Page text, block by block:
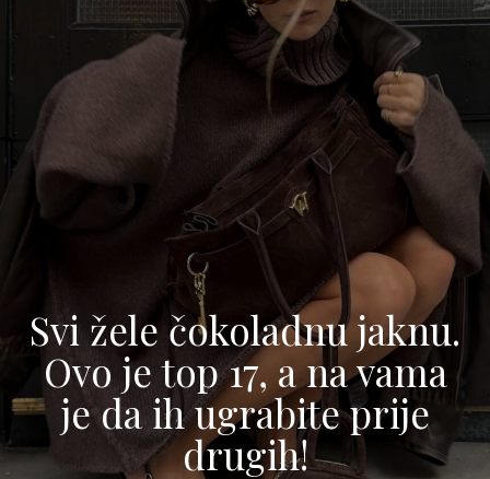
Svi žele čokoladnu jaknu.
Ovo je top 17, a na vama
je da ih ugrabite prije
drugih!